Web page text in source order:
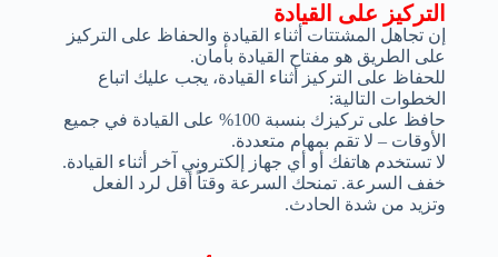
التركيز على القيادة
إن تجاهل المشتتات أثناء القيادة والحفاظ على التركيز
على الطريق هو مفتاح القيادة بأمان.
للحفاظ على التركيز أثناء القيادة، يجب عليك اتباع
الخطوات التالية:
حافظ على تركيزك بنسبة 100% على القيادة في جميع
الأوقات – لا تقم بمهام متعددة.
لا تستخدم هاتفك أو أي جهاز إلكتروني آخر أثناء القيادة.
خفف السرعة. تمنحك السرعة وقتاً أقل لرد الفعل
وتزيد من شدة الحادث.